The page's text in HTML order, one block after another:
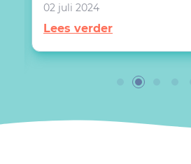
02 juli 2024
Lees verder